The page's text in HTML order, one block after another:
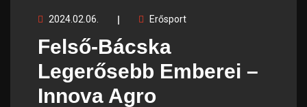
2024.02.06. Erősport
Felső-Bácska
Legerősebb Emberei –
Innova Agro